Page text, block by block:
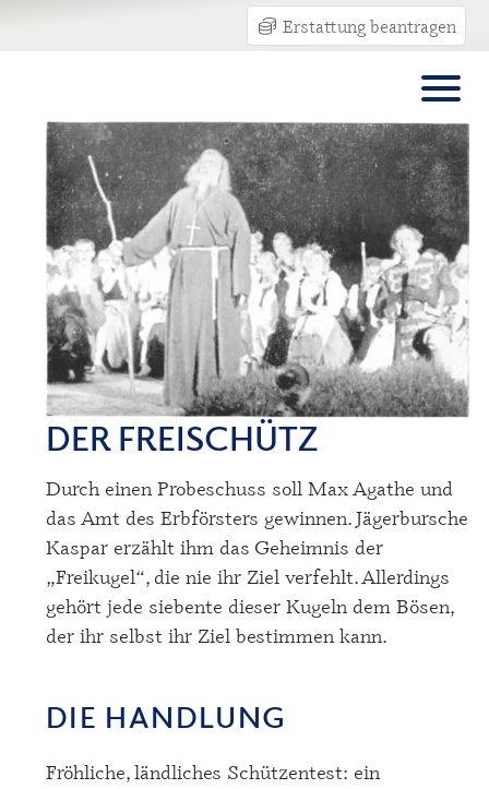
Erstattung beantragen
DER FREISCHÜTZ
Durch einen Probeschuss soll Max Agathe und
das Amt des Erbförsters gewinnen. Jägerbursche
Kaspar erzählt ihm das Geheimnis der
„Freikugel“, die nie ihr Ziel verfehlt. Allerdings
gehört jede siebente dieser Kugeln dem Bösen,
der ihr selbst ihr Ziel bestimmen kann.
DIE HANDLUNG
Fröhliche, ländliches Schützentest: ein